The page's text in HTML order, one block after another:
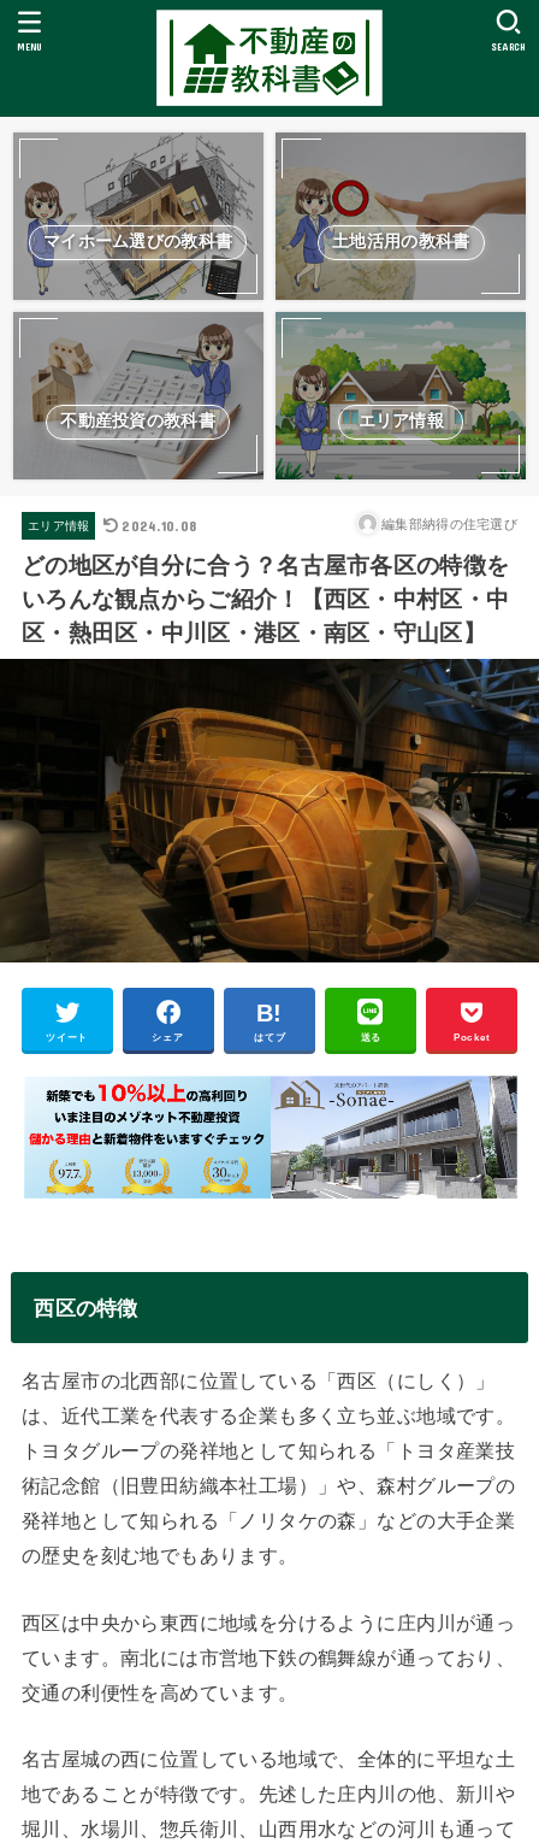
SEARCH
MENU
マイホーム選びの教科書 土地活用の教科書
不動産投資の教科書 エリア情報
エリア情報 2024.10.08 編集部納得の住宅選び
どの地区が自分に合う？名古屋市各区の特徴を
いろんな観点からご紹介！【西区・中村区・中
区・熱田区・中川区・港区・南区・守山区】
ツイート シェア はてブ 送る Pocket
西区の特徴
名古屋市の北西部に位置している「西区（にしく）」
は、近代工業を代表する企業も多く立ち並ぶ地域です。
トヨタグループの発祥地として知られる「トヨタ産業技
術記念館（旧豊田紡織本社工場）」や、森村グループの
発祥地として知られる「ノリタケの森」などの大手企業
の歴史を刻む地でもあります。
西区は中央から東西に地域を分けるように庄内川が通っ
ています。南北には市営地下鉄の鶴舞線が通っており、
交通の利便性を高めています。
名古屋城の西に位置している地域で、全体的に平坦な土
地であることが特徴です。先述した庄内川の他、新川や
堀川、水場川、惣兵衛川、山西用水などの河川も通って